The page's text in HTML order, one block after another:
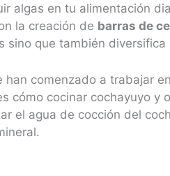
algas en tu alimentación
la creación de barras de
sino que también
han comenzado a trabajar
cómo cocinar cochayuyo
el agua de cocción del